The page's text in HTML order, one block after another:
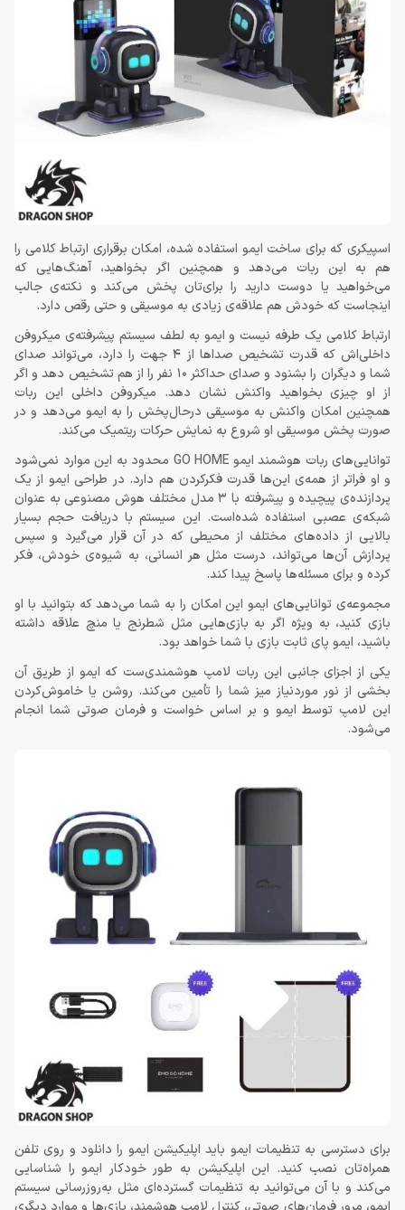
اسپیکری که برای ساخت ایمو استفاده شده، امکان برقراری ارتباط کلامی را
هم به این ربات می‌دهد و همچنین اگر بخواهید، آهنگ‌هایی که
می‌خواهید یا دوست دارید را برای‌تان پخش می‌کند و نکته‌ی جالب
اینجاست که خودش هم علاقه‌ی زیادی به موسیقی و حتی رقص دارد.
ارتباط کلامی یک طرفه نیست و ایمو به لطف سیستم پیشرفته‌ی میکروفن
داخلی‌اش که قدرت تشخیص صداها از 4 جهت را دارد، می‌تواند صدای
شما و دیگران را بشنود و صدای حداکثر 10 نفر را از هم تشخیص دهد و اگر
از او چیزی بخواهید واکنش نشان دهد. میکروفن داخلی این ربات
همچنین امکان واکنش به موسیقی درحال‌پخش را به ایمو می‌دهد و در
صورت پخش موسیقی او شروع به نمایش حرکات ریتمیک می‌کند.
توانایی‌های ربات هوشمند ایمو GO HOME محدود به این موارد نمی‌شود
و او فراتر از همه‌ی این‌ها قدرت فکرکردن هم دارد. در طراحی ایمو از یک
پردازنده‌ی پیچیده و پیشرفته‌ با 3 مدل مختلف هوش مصنوعی به عنوان
شبکه‌ی عصبی استفاده شده‌است. این سیستم با دریافت حجم بسیار
بالایی از داده‌های مختلف از محیطی که در آن قرار می‌گیرد و سپس
پردازش آن‌ها می‌تواند، درست مثل هر انسانی، به شیوه‌ی خودش، فکر
کرده و برای مسئله‌ها پاسخ پیدا کند.
مجموعه‌ی توانایی‌های ایمو این امکان را به شما می‌دهد که بتوانید با او
بازی کنید، به ویژه اگر به بازی‌هایی مثل شطرنج یا منچ علاقه داشته
باشید، ایمو پای ثابت بازی با شما خواهد بود.
یکی از اجزای جانبی این ربات لامپ هوشمندی‌ست که ایمو از طریق آن
بخشی از نور موردنیاز میز شما را تأمین می‌کند. روشن یا خاموش‌کردن
این لامپ توسط ایمو و بر اساس خواست و فرمان صوتی شما انجام
می‌شود.
برای دسترسی به تنظیمات ایمو باید اپلیکیشن ایمو را دانلود و روی تلفن
همراه‌تان نصب کنید. این اپلیکیشن به طور خودکار ایمو را شناسایی
می‌کند و با آن می‌توانید به تنظیمات گسترده‌ای مثل به‌روزرسانی سیستم